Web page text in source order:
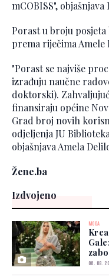
mCOBISS", objašnjava
Porast u broju posjeta
prema riječima Amele
"Porast se najviše
izrađuju naučne
doktorski).
finansiraju općine
Grad broj novih
odjeljenja JU
objašnjava Amela
Žene.ba
Izdvojeno
MODA
06. 08.